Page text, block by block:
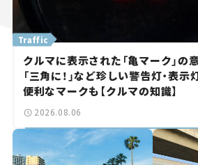
クルマに表示された「亀マーク」の
「三角に！」など珍しい警告灯・表
便利なマークも【クルマの知識】
Traffic
2026.08.06